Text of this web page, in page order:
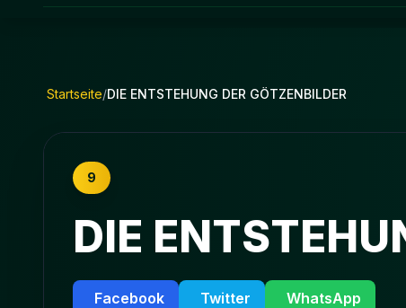
Startseite/DIE ENTSTEHUNG DER GÖTZENBILDER
9
DIE
Facebook Twitter WhatsApp